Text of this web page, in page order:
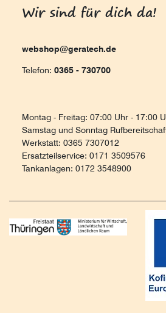
Wir sind für dich da!
webshop@geratech.de
Telefon: 0365 - 730700
Montag - Freitag: 07:00 Uhr - 17:00
Samstag und Sonntag
Werkstatt: 0365 7307012
Ersatzteilservice: 0171 3509576
Tankanlagen: 0172 3548900